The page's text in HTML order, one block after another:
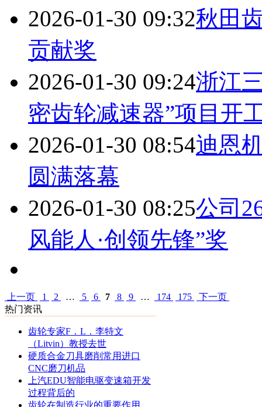
2026-01-30 09:32秋田
贡献奖
2026-01-30 09:24浙江
密齿轮减速器”项目开
2026-01-30 08:54迪恩
圆满落幕
2026-01-30 08:25公司
风能人·创领先锋”奖
上一页 1 2 … 5 6 7 8 9 … 174 175
下一页
热门资讯
齿轮专家F．L．李特文
（Litvin）教授去世
硬质合金刀具磨削常用进口
CNC磨刀机品
上汽EDU智能电驱变速箱开发
过程背后的
齿轮在制造行业的重要作用，